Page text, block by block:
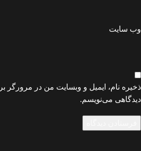
وب‌ سایت
ذخیره نام، ایمیل و وبسایت من در مرورگر
دیدگاهی می‌نویسم.